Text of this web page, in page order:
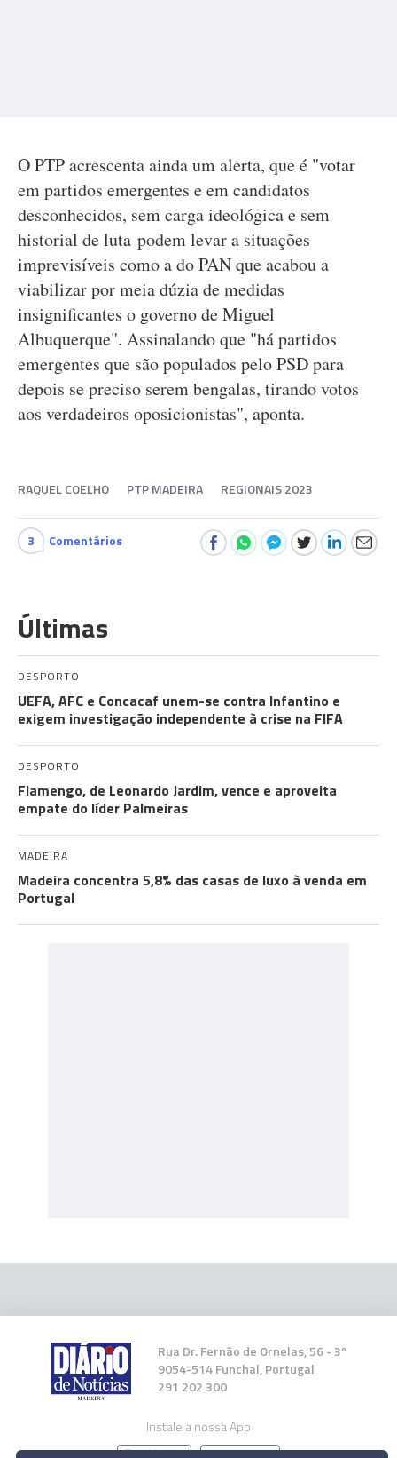
O PTP acrescenta ainda um alerta, que é "votar
em partidos emergentes e em candidatos
desconhecidos, sem carga ideológica e sem
historial de luta podem levar a situações
imprevisíveis como a do PAN que acabou a
viabilizar por meia dúzia de medidas
insignificantes o governo de Miguel
Albuquerque". Assinalando que "há partidos
emergentes que são populados pelo PSD para
depois se preciso serem bengalas, tirando votos
aos verdadeiros oposicionistas", aponta.
RAQUEL COELHO PTP MADEIRA REGIONAIS 2023
3 Comentários
Últimas
DESPORTO
UEFA, AFC e Concacaf unem-se contra Infantino e
exigem investigação independente à crise na FIFA
DESPORTO
Flamengo, de Leonardo Jardim, vence e aproveita
empate do líder Palmeiras
MADEIRA
Madeira concentra 5,8% das casas de luxo à venda em
Portugal
Rua Dr. Fernão de Ornelas, 56 - 3º
9054-514 Funchal, Portugal
291 202 300
Instale a nossa App